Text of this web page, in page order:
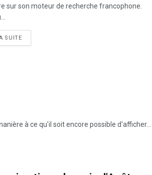
sur son moteur de recherche francophone.
SUITEDETAILS
à ce qu'il soit encore possible d'afficher...